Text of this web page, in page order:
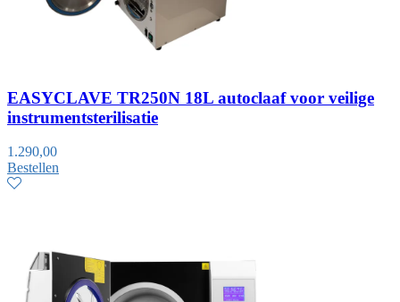
EASYCLAVE TR250N 18L autoclaaf voor veilige
instrumentsterilisatie
1.290,00
Bestellen